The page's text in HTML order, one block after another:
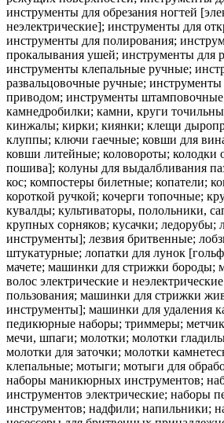
инструменты для обрезания ногтей
неэлектрические]; инструменты для
инструменты для полирования;
прокалывания ушей; инструменты для
инструменты клепальные ручные;
развальцовочные ручные;
приводом; инструменты
камнедробилки; камни, круги
кинжалы; кирки; киянки; клещи
клуппы; ключи гаечные; ковши для
ковши литейные; коловороты; колодки
пошива]; колуны для выдалбливания
кос; компостеры билетные; копатели;
короткой ручкой; кочерги топочные;
кувалды; культиваторы, полольники,
крупных сорняков; кусачки; ледорубы;
инструменты]; лезвия бритвенные;
штукатурные; лопатки для лунок
мачете; машинки для стрижки бороды;
волос электрические и
пользования; машинки для стрижки
инструменты]; машинки для удаления
педикюрные наборы; триммеры;
мечи, шпаги; молотки; молотки
молотки для заточки; молотки
клепальные; мотыги; мотыги для
наборы маникюрных инструментов;
инструментов электрические; наборы
инструментов; надфили; напильники;